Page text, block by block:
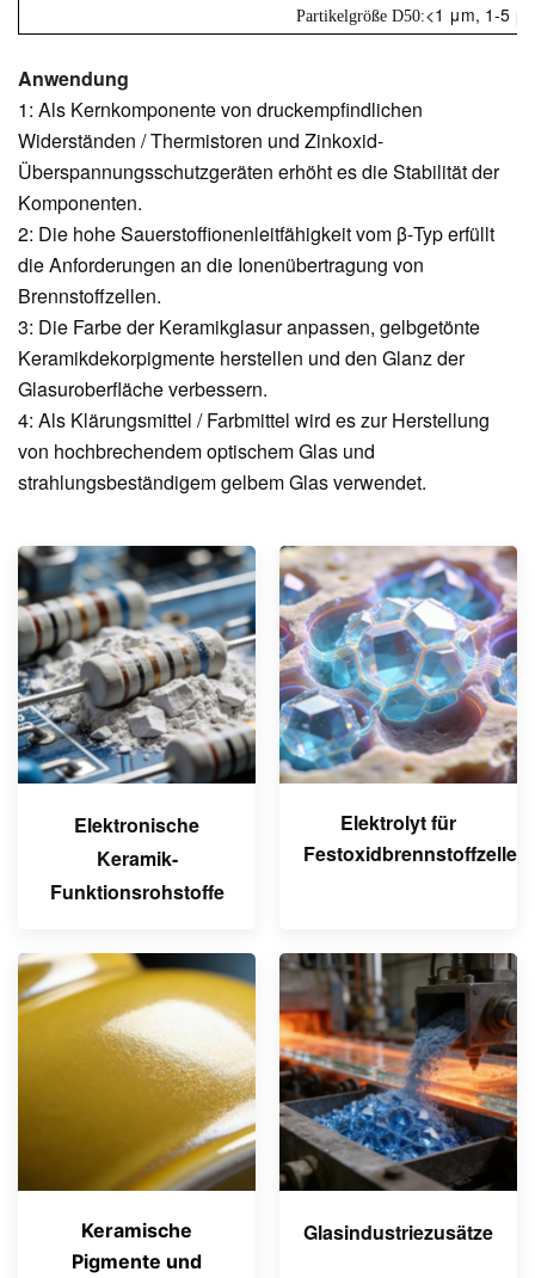
Partikelgröße D50:<1 μm, 1-5
Anwendung
1: Als Kernkomponente von druckempfindlichen
Widerständen / Thermistoren und Zinkoxid-
Überspannungsschutzgeräten erhöht es die Stabilität der
Komponenten.
2: Die hohe Sauerstoffionenleitfähigkeit vom β-Typ erfüllt
die Anforderungen an die Ionenübertragung von
Brennstoffzellen.
3: Die Farbe der Keramikglasur anpassen, gelbgetönte
Keramikdekorpigmente herstellen und den Glanz der
Glasuroberfläche verbessern.
4: Als Klärungsmittel / Farbmittel wird es zur Herstellung
von hochbrechendem optischem Glas und
strahlungsbeständigem gelbem Glas verwendet.
Elektronische
Keramik-
Funktionsrohstoffe
Elektrolyt für
Festoxidbrennstoffzellen
Keramische
Pigmente und
Glasindustriezusätze